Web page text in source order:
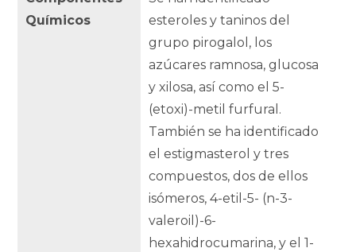
Químicos
esteroles y taninos del
grupo pirogalol, los
azúcares ramnosa, glucosa
y xilosa, así como el 5-
(etoxi)-metil furfural.
También se ha identificado
el estigmasterol y tres
compuestos, dos de ellos
isómeros, 4-etil-5- (n-3-
valeroil)-6-
hexahidrocumarina, y el 1-